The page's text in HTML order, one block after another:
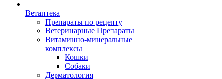
Ветаптека
Препараты по рецепту
Ветеринарные Препараты
Витаминно-минеральные
комплексы
Кошки
Собаки
Дерматология